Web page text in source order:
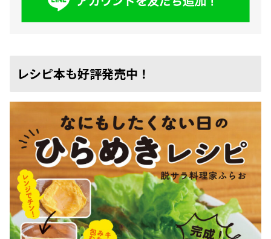
レシピ本も好評発売中！